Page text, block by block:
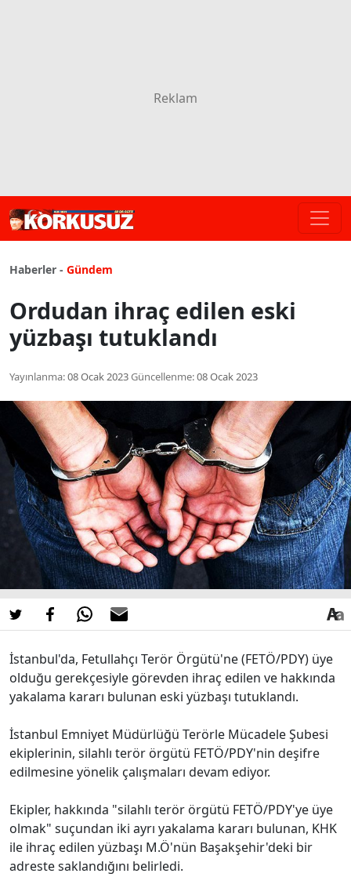
Haberler - Gündem
Ordudan ihraç edilen eski
yüzbaşı tutuklandı
Yayınlanma:08 Ocak 2023Güncellenme:08 Ocak 2023
İstanbul'da, Fetullahçı Terör Örgütü'ne (FETÖ/PDY) üye
olduğu gerekçesiyle görevden ihraç edilen ve hakkında
yakalama kararı bulunan eski yüzbaşı tutuklandı.
İstanbul Emniyet Müdürlüğü Terörle Mücadele Şubesi
ekiplerinin, silahlı terör örgütü FETÖ/PDY'nin deşifre
edilmesine yönelik çalışmaları devam ediyor.
Ekipler, hakkında "silahlı terör örgütü FETÖ/PDY'ye üye
olmak" suçundan iki ayrı yakalama kararı bulunan, KHK
ile ihraç edilen yüzbaşı M.Ö'nün Başakşehir'deki bir
adreste saklandığını belirledi.